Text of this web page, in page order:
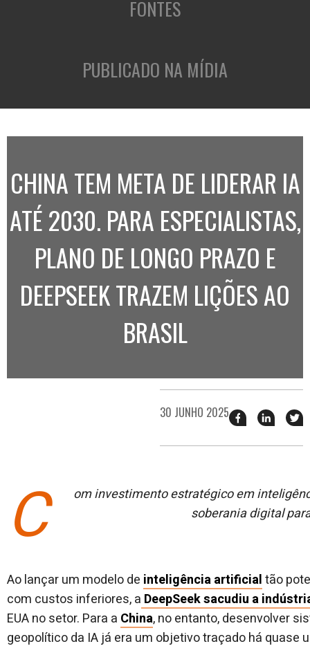
FONTES
PUBLICADO NA MÍDIA
CHINA TEM META DE LIDERAR IA
ATÉ 2030. PARA ESPECIALISTAS,
PLANO DE LONGO PRAZO E
DEEPSEEK TRAZEM LIÇÕES AO
BRASIL
30 JUNHO 2025 Compartilhar
esse
no
esse
no
C
om investimento estratégico em
soberania digital
Ao lançar um modelo de inteligência artificialtão
com custos inferiores, a DeepSeek sacudiu a
EUA no setor. Para a China, no entanto, desenvolver
geopolítico da IA já era um objetivo traçado há quase